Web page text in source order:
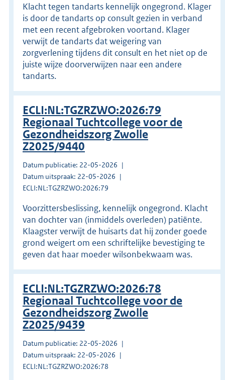
Klacht tegen tandarts kennelijk ongegrond. Klager
is door de tandarts op consult gezien in verband
met een recent afgebroken voortand. Klager
verwijt de tandarts dat weigering van
zorgverlening tijdens dit consult en het niet op de
juiste wijze doorverwijzen naar een andere
tandarts.
ECLI:NL:TGZRZWO:2026:79
Regionaal Tuchtcollege voor de
Gezondheidszorg Zwolle
Z2025/9440
Datum publicatie: 22-05-2026
Datum uitspraak: 22-05-2026
ECLI:NL:TGZRZWO:2026:79
Voorzittersbeslissing, kennelijk ongegrond. Klacht
van dochter van (inmiddels overleden) patiënte.
Klaagster verwijt de huisarts dat hij zonder goede
grond weigert om een schriftelijke bevestiging te
geven dat haar moeder wilsonbekwaam was.
ECLI:NL:TGZRZWO:2026:78
Regionaal Tuchtcollege voor de
Gezondheidszorg Zwolle
Z2025/9439
Datum publicatie: 22-05-2026
Datum uitspraak: 22-05-2026
ECLI:NL:TGZRZWO:2026:78